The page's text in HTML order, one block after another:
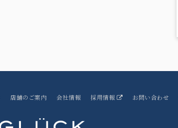
店舗のご案内 会社情報 採用情報 お問い合わせ